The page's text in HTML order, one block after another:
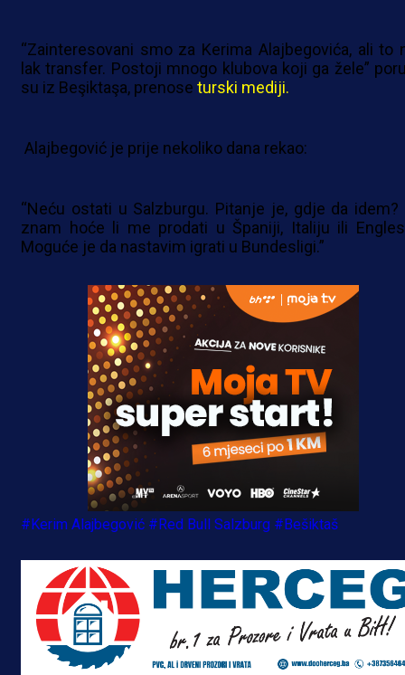
“Zainteresovani smo za Kerima Alajbegovića, ali to
lak transfer. Postoji mnogo klubova koji ga žele”
su iz Beşiktaşa, prenose turski mediji.
Alajbegović je prije nekoliko dana rekao:
“Neću ostati u Salzburgu. Pitanje je, gdje da idem?
znam hoće li me prodati u Španiji, Italiju ili
Moguće je da nastavim igrati u Bundesligi.”
#Kerim Alajbegović #Red Bull Salzburg #Bešiktaš